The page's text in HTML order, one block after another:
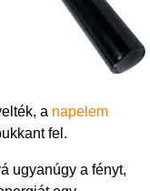
a napelem
fel.
ugyanúgy a fényt,